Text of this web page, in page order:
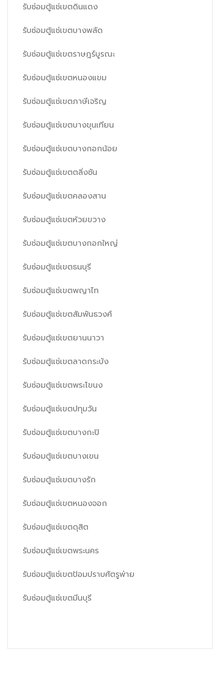
รับซ่อมตู้แช่เขตดินแดง
รับซ่อมตู้แช่เขตบางพลัด
รับซ่อมตู้แช่เขตราษฎร์บูรณะ
รับซ่อมตู้แช่เขตหนองแขม
รับซ่อมตู้แช่เขตภาษีเจริญ
รับซ่อมตู้แช่เขตบางขุนเทียน
รับซ่อมตู้แช่เขตบางกอกน้อย
รับซ่อมตู้แช่เขตตลิ่งชัน
รับซ่อมตู้แช่เขตคลองสาน
รับซ่อมตู้แช่เขตห้วยขวาง
รับซ่อมตู้แช่เขตบางกอกใหญ่
รับซ่อมตู้แช่เขตธนบุรี
รับซ่อมตู้แช่เขตพญาไท
รับซ่อมตู้แช่เขตสัมพันธวงศ์
รับซ่อมตู้แช่เขตยานนาวา
รับซ่อมตู้แช่เขตลาดกระบัง
รับซ่อมตู้แช่เขตพระโขนง
รับซ่อมตู้แช่เขตปทุมวัน
รับซ่อมตู้แช่เขตบางกะปิ
รับซ่อมตู้แช่เขตบางเขน
รับซ่อมตู้แช่เขตบางรัก
รับซ่อมตู้แช่เขตหนองจอก
รับซ่อมตู้แช่เขตดุสิต
รับซ่อมตู้แช่เขตพระนคร
รับซ่อมตู้แช่เขตป้อมปราบศัตรูพ่าย
รับซ่อมตู้แช่เขตมีนบุรี